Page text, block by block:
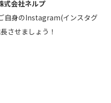
式会社ネルプ
自身のInstagram(インスタグ
させましょう！